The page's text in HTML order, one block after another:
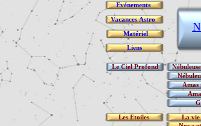
Liens
Evénements
Les Etoiles
Le Ciel Profond
Matériel
Vacances Astro
Amas
La vie